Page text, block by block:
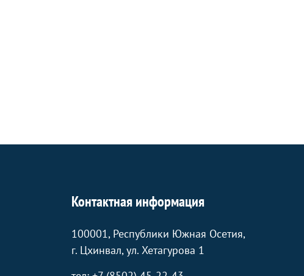
Контактная информация
100001, Республики Южная Осетия,
г. Цхинвал, ул. Хетагурова 1